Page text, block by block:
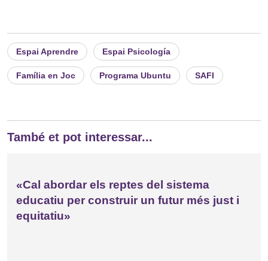
Espai Aprendre Espai Psicología
Família en Joc Programa Ubuntu SAFI
També et pot interessar...
«Cal abordar els reptes del sistema
educatiu per construir un futur més just i
equitatiu»